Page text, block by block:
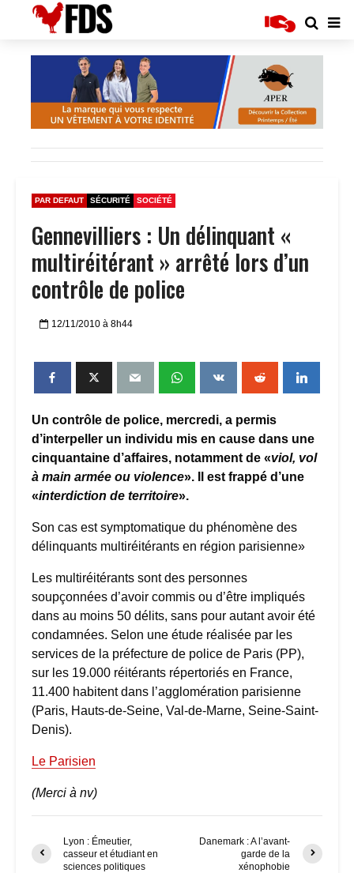
PAR DEFAUT SÉCURITÉ SOCIÉTÉ
Gennevilliers : Un délinquant «
multiréitérant » arrêté lors d’un
contrôle de police
12/11/2010 à 8h44
Un contrôle de police, mercredi, a permis
d’interpeller un individu mis en cause dans une
cinquantaine d’affaires, notamment de «viol, vol
à main armée ou violence». Il est frappé d’une
«interdiction de territoire».
Son cas est symptomatique du phénomène des
délinquants multiréitérants en région parisienne»
Les multiréitérants sont des personnes
soupçonnées d’avoir commis ou d’être impliqués
dans au moins 50 délits, sans pour autant avoir été
condamnées. Selon une étude réalisée par les
services de la préfecture de police de Paris (PP),
sur les 19.000 réitérants répertoriés en France,
11.400 habitent dans l’agglomération parisienne
(Paris, Hauts-de-Seine, Val-de-Marne, Seine-Saint-
Denis).
Le Parisien
(Merci à nv)
Lyon : Émeutier,
casseur et étudiant en
sciences politiques
Danemark : A l’avant-
garde de la
xénophobie